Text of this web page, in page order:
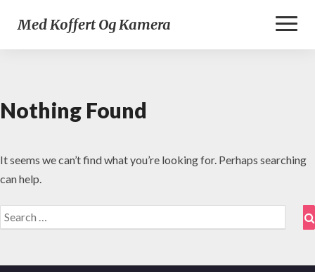
Med Koffert Og Kamera
Nothing
Found
Nothing Found
It seems we can’t find what you’re looking for. Perhaps searching
can help.
Search
for: